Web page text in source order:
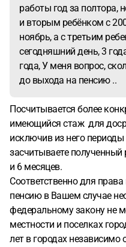
работы год за полтора,
и вторым ребёнком с
ноябрь, а с третьим
сегодняшний день, 3
года, У меня вопрос,
до выхода на пенсию ..
Посчитывается более
имеющийся стаж для
исключив из него периоды
засчитываете
и 6 месяцев.
Соответственно для
пенсию в Вашем случае
федеральному закону не
местности и поселках
лет в городах независимо